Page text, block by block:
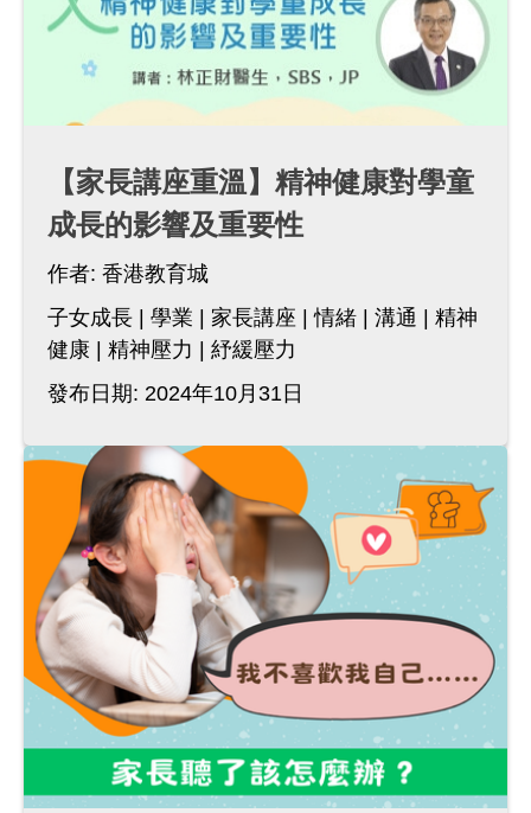
【家長講座重溫】精神健康對學童
成長的影響及重要性
作者: 香港教育城
子女成長
學業 家長講座 情緒 溝通
精神
健康
精神壓力
紓緩壓力
發布日期: 2024年10月31日